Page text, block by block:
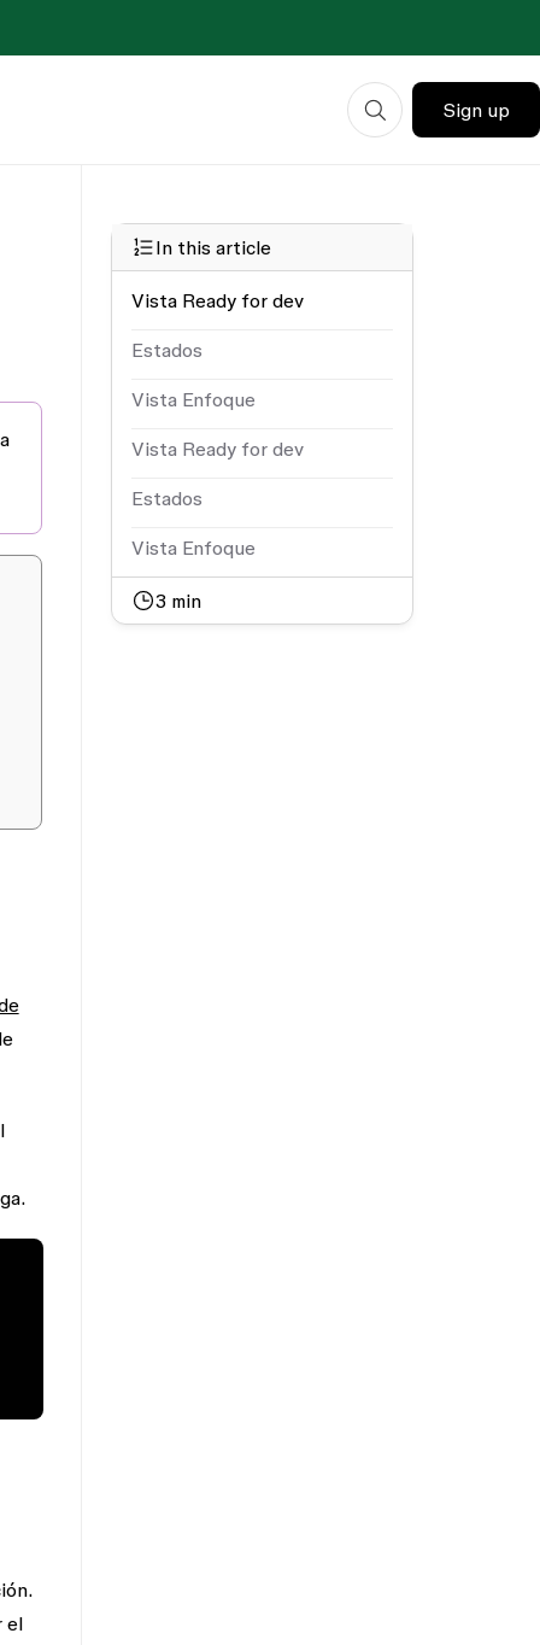
Sign up
el
In this article
Vista Ready for dev
Estados
Vista Enfoque
Vista Ready for dev
Estados
Vista Enfoque
3 min